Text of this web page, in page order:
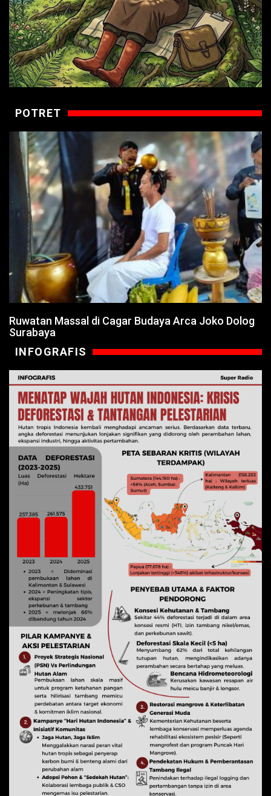
POTRET
Ruwatan Massal di Cagar Budaya Arca Joko Dolog
Surabaya
INFOGRAFIS